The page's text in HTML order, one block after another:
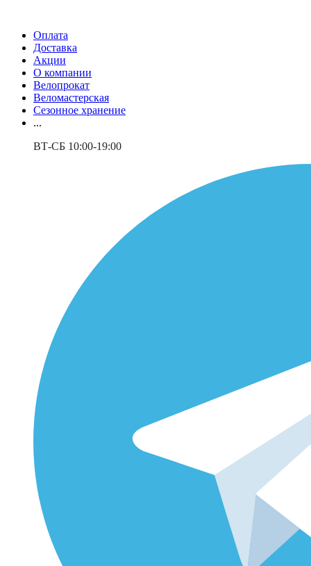
Оплата
Доставка
Акции
О компании
Велопрокат
Веломастерская
Сезонное хранение
...
ВТ-СБ 10:00-19:00